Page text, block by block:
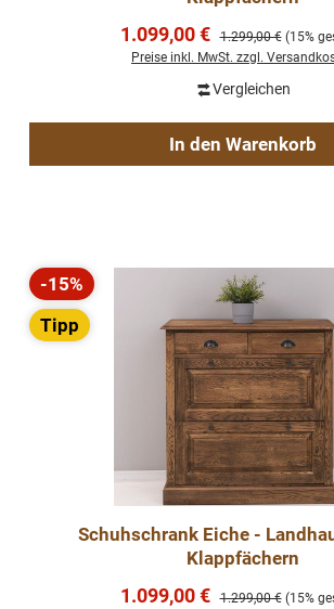
Verkaufspreis:
1.099,00 € Regulärer Preis:
1.299,00 € (15%
Preise inkl. MwSt. zzgl.
Vergleichen
In den Warenkorb
Rabatt
-15%
Tipp
Schuhschrank Eiche -
Klappfächern
Verkaufspreis:
1.099,00 € Regulärer Preis:
1.299,00 € (15%